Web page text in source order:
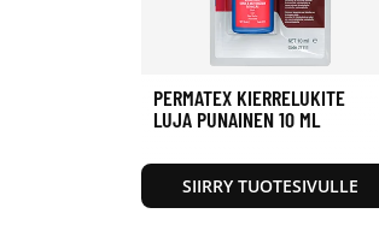
PERMATEX KIERRELUKITE
LUJA PUNAINEN 10 ML
SIIRRY TUOTESIVULLE